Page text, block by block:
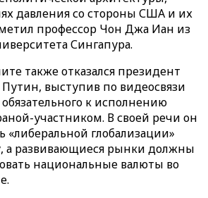
давления со стороны США и их
профессор Чон Джа Иан из
Сингапура.
также отказался президент
выступив по видеосвязи
к исполнению
участником. В своей речи он
«либеральной глобализации»
а развивающиеся рынки должны
национальные валюты во